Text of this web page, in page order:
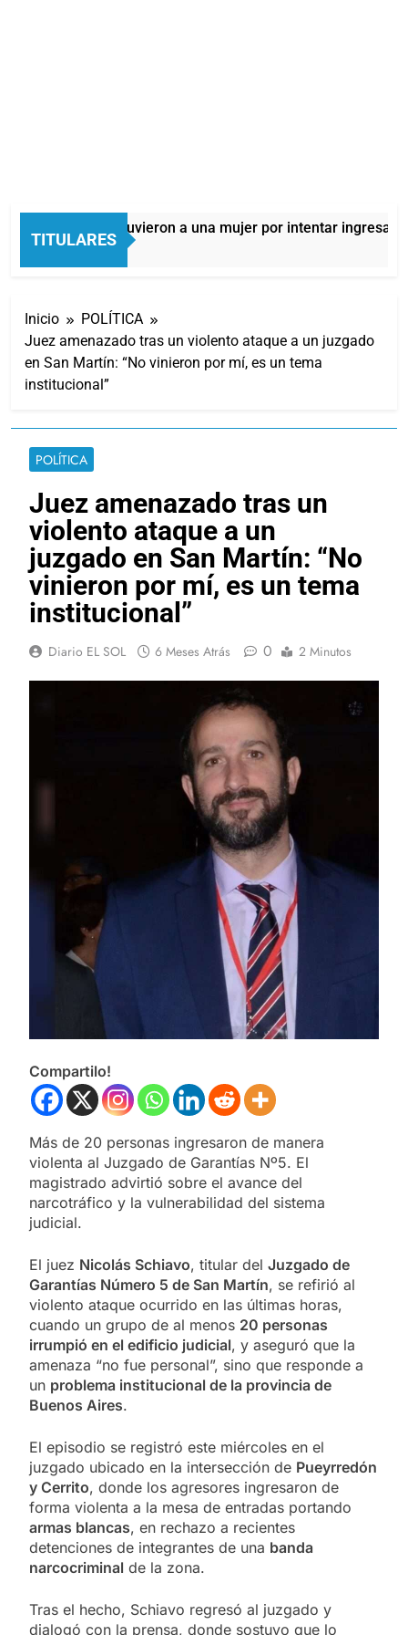
TITULARES
Quilmes: detuvieron a una mujer por intentar ingresar
3 Horas Atrás
Inicio
POLÍTICA
Juez amenazado tras un violento ataque a un juzgado
en San Martín: “No vinieron por mí, es un tema
institucional”
POLÍTICA
Juez amenazado tras un
violento ataque a un
juzgado en San Martín: “No
vinieron por mí, es un tema
institucional”
Diario EL SOL 6 Meses Atrás 0 2 Minutos
Compartilo!
Más de 20 personas ingresaron de manera
violenta al Juzgado de Garantías Nº5. El
magistrado advirtió sobre el avance del
narcotráfico y la vulnerabilidad del sistema
judicial.
El juez Nicolás Schiavo, titular del Juzgado de
Garantías Número 5 de San Martín, se refirió al
violento ataque ocurrido en las últimas horas,
cuando un grupo de al menos 20 personas
irrumpió en el edificio judicial, y aseguró que la
amenaza “no fue personal”, sino que responde a
un problema institucional de la provincia de
Buenos Aires.
El episodio se registró este miércoles en el
juzgado ubicado en la intersección de Pueyrredón
y Cerrito, donde los agresores ingresaron de
forma violenta a la mesa de entradas portando
armas blancas, en rechazo a recientes
detenciones de integrantes de una banda
narcocriminal de la zona.
Tras el hecho, Schiavo regresó al juzgado y
dialogó con la prensa, donde sostuvo que lo